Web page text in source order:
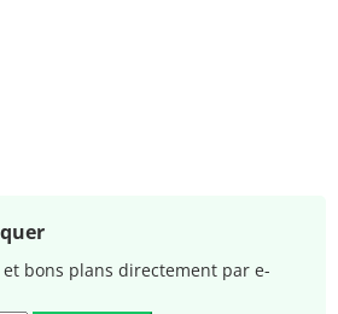
et bons plans directement par e-